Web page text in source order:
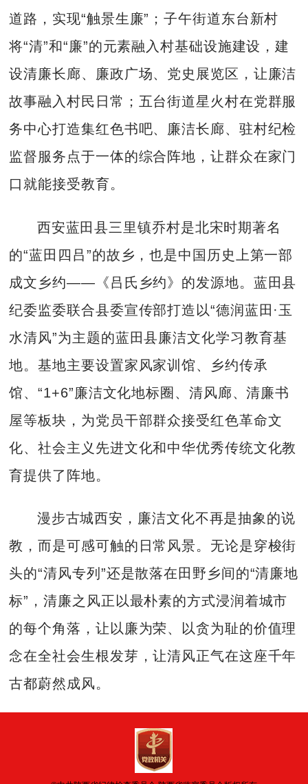
道路，实现“触景生廉”；子午街道东台新村
将“清”和“廉”的元素融入村基础设施建设，建
设清廉长廊、廉政广场、党史展览区，让廉洁
故事融入村民日常；五台街道星火村在党群服
务中心打造集红色书吧、廉洁长廊、驻村纪检
监督服务点于一体的综合阵地，让群众在家门
口就能接受教育。
西安蓝田县三里镇乔村是北宋时期著名
的“蓝田四吕”的故乡，也是中国历史上第一部
成文乡约——《吕氏乡约》的发源地。蓝田县
纪委监委联合县委宣传部打造以“德润蓝田·玉
水清风”为主题的蓝田县廉洁文化学习教育基
地。基地主要设置家风家训馆、乡约传承
馆、“1+6”廉洁文化地标圈、清风廊、清廉书
屋等板块，为党员干部群众接受红色革命文
化、社会主义先进文化和中华优秀传统文化教
育提供了阵地。
漫步古城西安，廉洁文化不再是抽象的说
教，而是可感可触的日常风景。无论是穿梭街
头的“清风专列”还是散落在田野乡间的“清廉地
标”，清廉之风正以最朴素的方式浸润着城市
的每个角落，让以廉为荣、以贪为耻的价值理
念在全社会生根发芽，让清风正气在这座千年
古都蔚然成风。